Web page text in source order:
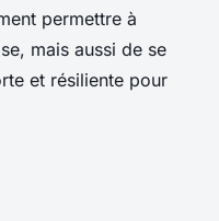
permettre à
mais aussi de se
et résiliente pour